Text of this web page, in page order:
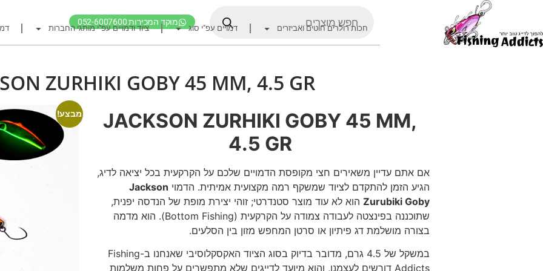
מוקד המכירות 052-6007600
דף הבית
דמויים מומלצים לדיג
חכות
רולרים
אביזרים לרולר
חוטי דיג מומלצים
קרסי דייג ואביזרים
חכות רולרים חוטים ואביזרים דמויים עפ"י סוג ציוד ודמויים עפ"י מותגי החברות
ZURHIKI GOBY 45 MM, 4.5 GR
JACKSON ZURHIKI GOBY 45 MM,
4.5 GR
אם אתם עדיין משאירים חצי מקופסת הדמויים שלכם על הקרקעית בכל יציאה לדיג,
הגיע הזמן להתקדם לציוד שמשקף רמה מקצועית אמיתית. הדמוי Jackson
Zurubiki Goby הוא לא עוד מוצר סטנדרטי; זוהי יצירת מופת של הנדסה יפנית,
שתוכננה בפינצטה לעבודה צמודה על הקרקעית (Bottom Fishing). הוא מדמה
בצורה מושלמת דג פיתיון או סרטן המחפש מזון בין הסלעים.
במשקל של 4.5 גרם, מדובר בדיוק בסוג הציוד האקסקלוסיבי שאנחנו ב-Fishing
Addicts דורשים לעצמנו, והוא מיועד לדייגים שלא מתפשרים על פחות משלמות
מבצע!